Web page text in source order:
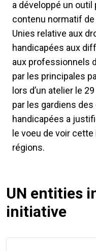
a développé un
contenu normatif
Unies relative aux
handicapées aux
aux professionnels
par les principales
lors d’un atelier le
par les gardiens
handicapées a
le voeu de voir
régions.
UN entities
initiative